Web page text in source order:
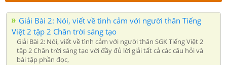
Giải Bài 2: Nói, viết về tình cảm với người thân Tiếng
Việt 2 tập 2 Chân trời sáng tạo
Giải Bài 2: Nói, viết về tình cảm với người thân SGK Tiếng Việt 2
tập 2 Chân trời sáng tạo với đầy đủ lời giải tất cả các câu hỏi và
bài tập phần đọc,